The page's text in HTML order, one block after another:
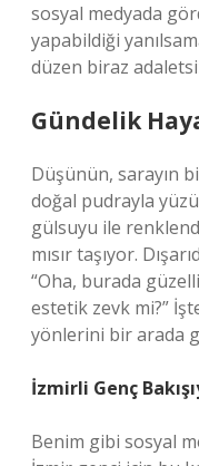
sosyal medyada
yapabildiği
düzen biraz
Gündelik
Düşünün, sarayın
doğal pudrayla
gülsuyu ile
mısır taşıyor.
“Oha, burada
estetik zevk mi?”
yönlerini bir arada
İzmirli Genç
Benim gibi sosyal